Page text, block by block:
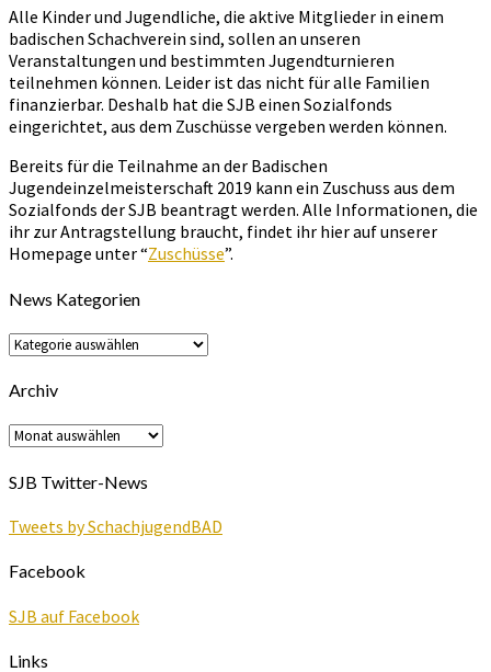
Alle Kinder und Jugendliche, die aktive Mitglieder in einem
badischen Schachverein sind, sollen an unseren
Veranstaltungen und bestimmten Jugendturnieren
teilnehmen können. Leider ist das nicht für alle Familien
finanzierbar. Deshalb hat die SJB einen Sozialfonds
eingerichtet, aus dem Zuschüsse vergeben werden können.
Bereits für die Teilnahme an der Badischen
Jugendeinzelmeisterschaft 2019 kann ein Zuschuss aus dem
Sozialfonds der SJB beantragt werden. Alle Informationen, die
ihr zur Antragstellung braucht, findet ihr hier auf unserer
Homepage unter “Zuschüsse”.
News Kategorien
News
Kategorien
Archiv
Archiv
SJB Twitter-News
Tweets by SchachjugendBAD
Facebook
SJB auf Facebook
Links